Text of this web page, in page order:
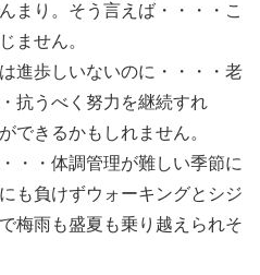
まり。そう言えば・・・・こ
ません。
進歩しいないのに・・・・老
抗うべく努力を継続すれ
できるかもしれません。
・・体調管理が難しい季節に
も負けずウォーキングとシジ
梅雨も盛夏も乗り越えられそ